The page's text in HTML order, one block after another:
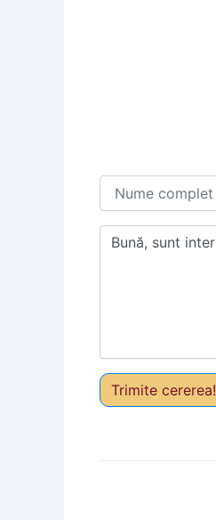
Trimite cererea!